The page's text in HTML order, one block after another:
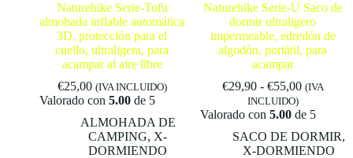
Naturehike Serie-Tofu
almohada inflable automática
3D, protección para el
cuello, ultraligera, para
acampar al aire libre
€25,00 (IVA INCLUIDO)
Valorado con 5.00 de 5
ALMOHADA DE
CAMPING, X-
DORMIENDO
Naturehike Serie-U Saco de
dormir ultraligero
impermeable, edredón de
algodón, portátil, para
acampar
€29,90 - €55,00 (IVA
INCLUIDO)
Valorado con 5.00 de 5
SACO DE DORMIR,
X-DORMIENDO